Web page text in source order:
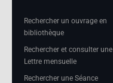
Rechercher un ouvrage en
bibliothèque
Rechercher et consulter une
Lettre mensuelle
Rechercher une Séance